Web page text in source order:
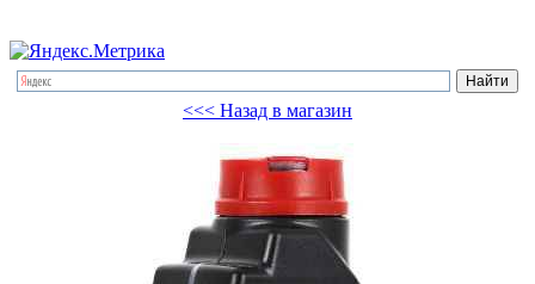
<<< Назад в магазин